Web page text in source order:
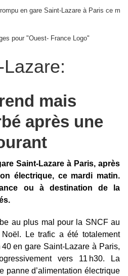
mais
après une
Saint-Lazare à Paris, après
électrique, ce mardi matin.
ou à destination de la
au plus mal pour la SNCF au
Le trafic a été totalement
en gare Saint-Lazare à Paris,
vers 11 h30. La
panne d’alimentation électrique